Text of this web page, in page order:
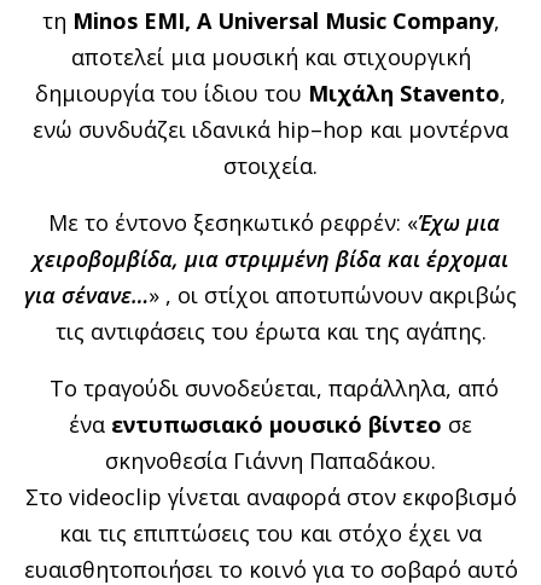
τη Minos EMI, A Universal Music Company,
αποτελεί μια μουσική και στιχουργική
δημιουργία του ίδιου του Μιχάλη Stavento,
ενώ συνδυάζει ιδανικά hip–hop και μοντέρνα
στοιχεία.
Με το έντονο ξεσηκωτικό ρεφρέν: «Έχω μια
χειροβομβίδα, μια στριμμένη βίδα και έρχομαι
για σένανε…» , οι στίχοι αποτυπώνουν ακριβώς
τις αντιφάσεις του έρωτα και της αγάπης.
Το τραγούδι συνοδεύεται, παράλληλα, από
ένα εντυπωσιακό μουσικό βίντεο σε
σκηνοθεσία Γιάννη Παπαδάκου.
Στο videoclip γίνεται αναφορά στον εκφοβισμό
και τις επιπτώσεις του και στόχο έχει να
ευαισθητοποιήσει το κοινό για το σοβαρό αυτό